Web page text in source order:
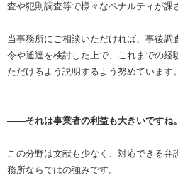
査や犯則調査等で様々なペナルティが課
当事務所にご相談いただければ、事後調
令や通達を検討した上で、これまでの経
ただけるよう説明するよう努めています。
――それは事業者の利益も大きいですね。
この分野は文献も少なく、対応できる弁
務所ならではの強みです。